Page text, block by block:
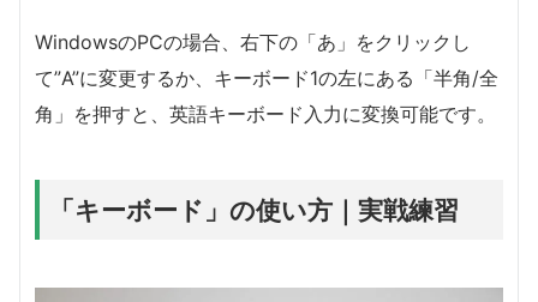
WindowsのPCの場合、右下の「あ」をクリックし
て”A”に変更するか、キーボード1の左にある「半角/全
角」を押すと、英語キーボード入力に変換可能です。
「キーボード」の使い方｜実戦練習